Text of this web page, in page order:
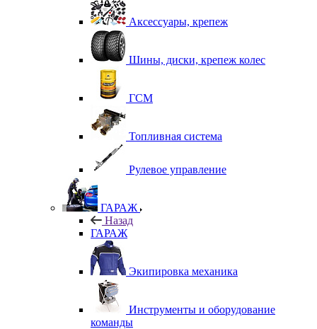
Аксессуары, крепеж
Шины, диски, крепеж колес
ГСМ
Топливная система
Рулевое управление
ГАРАЖ
Назад
ГАРАЖ
Экипировка механика
Инструменты и оборудование
команды